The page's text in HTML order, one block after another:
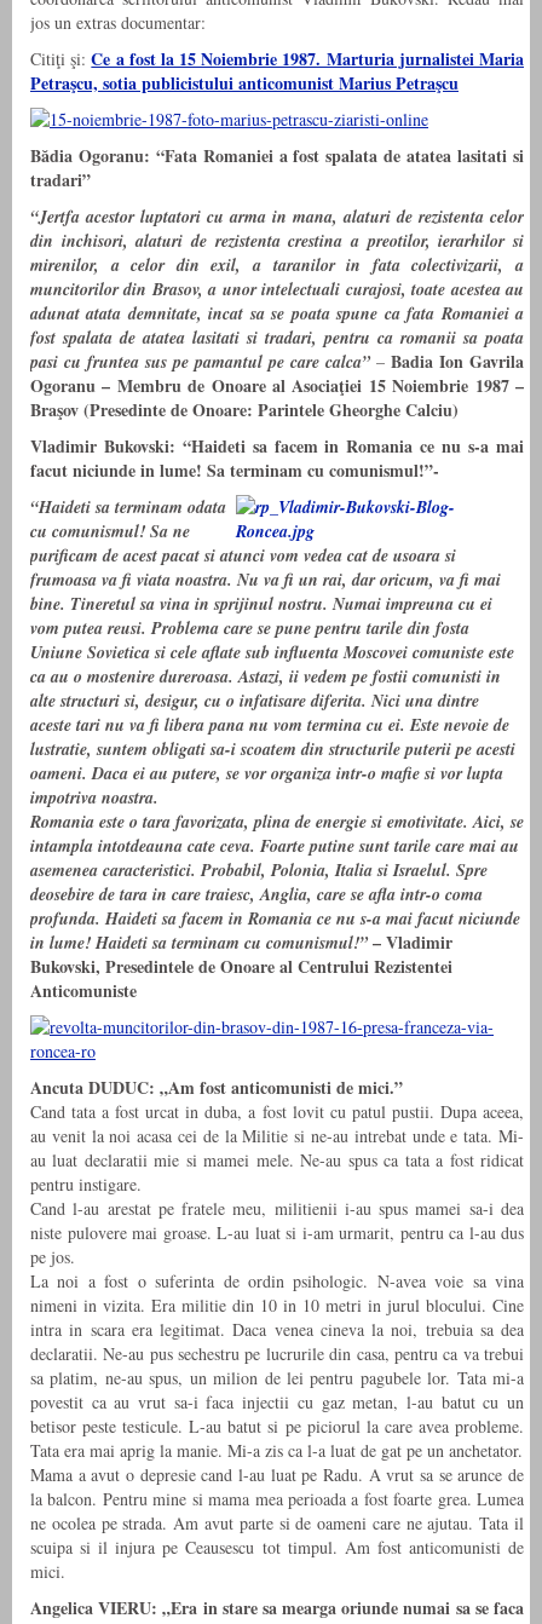
jos un extras documentar:
Citiţi şi:Ce a fost la 15 Noiembrie 1987. Marturia jurnalistei Maria
Petraşcu, sotia publicistului anticomunist Marius Petraşcu
Bădia Ogoranu: “Fata Romaniei a fost spalata de atatea lasitati si
tradari”
“Jertfa acestor luptatori cu arma in mana, alaturi de rezistenta celor
din inchisori, alaturi de rezistenta crestina a preotilor, ierarhilor si
mirenilor, a celor din exil, a taranilor in fata colectivizarii, a
muncitorilor din Brasov, a unor intelectuali curajosi, toate acestea au
adunat atata demnitate, incat sa se poata spune ca fata Romaniei a
fost spalata de atatea lasitati si tradari, pentru ca romanii sa poata
pasi cu fruntea sus pe pamantul pe care calca” – Badia Ion Gavrila
Ogoranu – Membru de Onoare al Asociaţiei 15 Noiembrie 1987 –
Braşov (Presedinte de Onoare: Parintele Gheorghe Calciu)
Vladimir Bukovski: “Haideti sa facem in Romania ce nu s-a mai
facut niciunde in lume! Sa terminam cu comunismul!”-
“Haideti sa terminam odata
cu comunismul! Sa ne
purificam de acest pacat si atunci vom vedea cat de usoara si
frumoasa va fi viata noastra. Nu va fi un rai, dar oricum, va fi mai
bine. Tineretul sa vina in sprijinul nostru. Numai impreuna cu ei
vom putea reusi. Problema care se pune pentru tarile din fosta
Uniune Sovietica si cele aflate sub influenta Moscovei comuniste este
ca au o mostenire dureroasa. Astazi, ii vedem pe fostii comunisti in
alte structuri si, desigur, cu o infatisare diferita. Nici una dintre
aceste tari nu va fi libera pana nu vom termina cu ei. Este nevoie de
lustratie, suntem obligati sa-i scoatem din structurile puterii pe acesti
oameni. Daca ei au putere, se vor organiza intr-o mafie si vor lupta
impotriva noastra.
Romania este o tara favorizata, plina de energie si emotivitate. Aici, se
intampla intotdeauna cate ceva. Foarte putine sunt tarile care mai au
asemenea caracteristici. Probabil, Polonia, Italia si Israelul. Spre
deosebire de tara in care traiesc, Anglia, care se afla intr-o coma
profunda. Haideti sa facem in Romania ce nu s-a mai facut niciunde
in lume! Haideti sa terminam cu comunismul!” – Vladimir
Bukovski, Presedintele de Onoare al Centrului Rezistentei
Anticomuniste
Ancuta DUDUC: „Am fost anticomunisti de mici.”
Cand tata a fost urcat in duba, a fost lovit cu patul pustii. Dupa aceea,
au venit la noi acasa cei de la Militie si ne-au intrebat unde e tata. Mi-
au luat declaratii mie si mamei mele. Ne-au spus ca tata a fost ridicat
pentru instigare.
Cand l-au arestat pe fratele meu, militienii i-au spus mamei sa-i dea
niste pulovere mai groase. L-au luat si i-am urmarit, pentru ca l-au dus
pe jos.
La noi a fost o suferinta de ordin psihologic. N-avea voie sa vina
nimeni in vizita. Era militie din 10 in 10 metri in jurul blocului. Cine
intra in scara era legitimat. Daca venea cineva la noi, trebuia sa dea
declaratii. Ne-au pus sechestru pe lucrurile din casa, pentru ca va trebui
sa platim, ne-au spus, un milion de lei pentru pagubele lor. Tata mi-a
povestit ca au vrut sa-i faca injectii cu gaz metan, l-au batut cu un
betisor peste testicule. L-au batut si pe piciorul la care avea probleme.
Tata era mai aprig la manie. Mi-a zis ca l-a luat de gat pe un anchetator.
Mama a avut o depresie cand l-au luat pe Radu. A vrut sa se arunce de
la balcon. Pentru mine si mama mea perioada a fost foarte grea. Lumea
ne ocolea pe strada. Am avut parte si de oameni care ne ajutau. Tata il
scuipa si il injura pe Ceausescu tot timpul. Am fost anticomunisti de
mici.
Angelica VIERU: „Era in stare sa mearga oriunde numai sa se faca